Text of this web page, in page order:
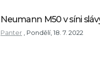
Neumann M50 v síni
Panter Pondělí, 18. 7. 2022